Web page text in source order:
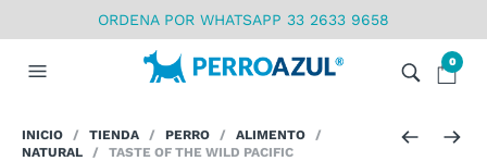
ORDENA POR WHATSAPP 33 2633 9658
0
INICIO / TIENDA / PERRO / ALIMENTO /
NATURAL / TASTE OF THE WILD PACIFIC